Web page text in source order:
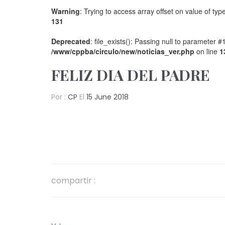
Warning: Trying to access array offset on value of
131
Deprecated: file_exists(): Passing null to parameter
/www/cppba/circulo/new/noticias_ver.php on line
FELIZ DIA DEL PADRE
Por : CP El 15 June 2018
compartir :